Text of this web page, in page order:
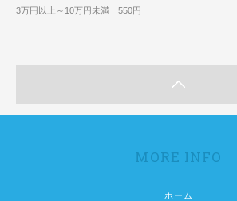
3万円以上～10万円未満 550円
MORE INFO
ホーム